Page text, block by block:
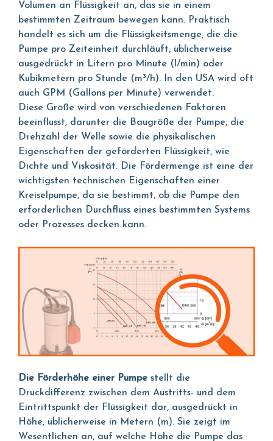
Volumen an Flüssigkeit an, das sie in einem
bestimmten Zeitraum bewegen kann. Praktisch
handelt es sich um die Flüssigkeitsmenge, die die
Pumpe pro Zeiteinheit durchläuft, üblicherweise
ausgedrückt in Litern pro Minute (l/min) oder
Kubikmetern pro Stunde (m³/h). In den USA wird oft
auch GPM (Gallons per Minute) verwendet.
Diese Größe wird von verschiedenen Faktoren
beeinflusst, darunter die Baugröße der Pumpe, die
Drehzahl der Welle sowie die physikalischen
Eigenschaften der geförderten Flüssigkeit, wie
Dichte und Viskosität. Die Fördermenge ist eine der
wichtigsten technischen Eigenschaften einer
Kreiselpumpe, da sie bestimmt, ob die Pumpe den
erforderlichen Durchfluss eines bestimmten Systems
oder Prozesses decken kann.
Die Förderhöhe einer Pumpe stellt die
Druckdifferenz zwischen dem Austritts- und dem
Eintrittspunkt der Flüssigkeit dar, ausgedrückt in
Höhe, üblicherweise in Metern (m). Sie zeigt im
Wesentlichen an, auf welche Höhe die Pumpe das